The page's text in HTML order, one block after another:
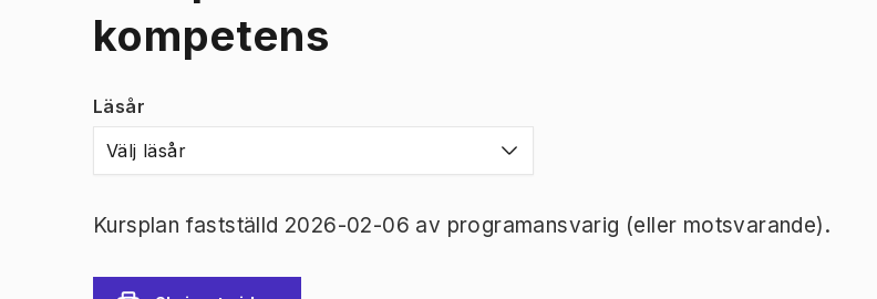
kompetens
Läsår
Välj läsår
Kursplan fastställd 2026-02-06 av programansvarig (eller motsvarande).